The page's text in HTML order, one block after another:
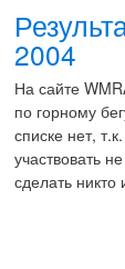
2004
На сайте
по горному
списке нет,
участвовать
сделать